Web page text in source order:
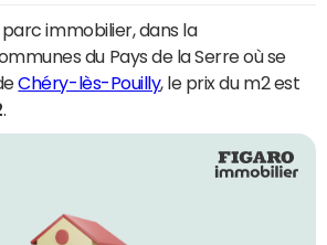
immobilier, dans la
du Pays de la Serre où se
Chéry-lès-Pouilly, le prix du m2 est